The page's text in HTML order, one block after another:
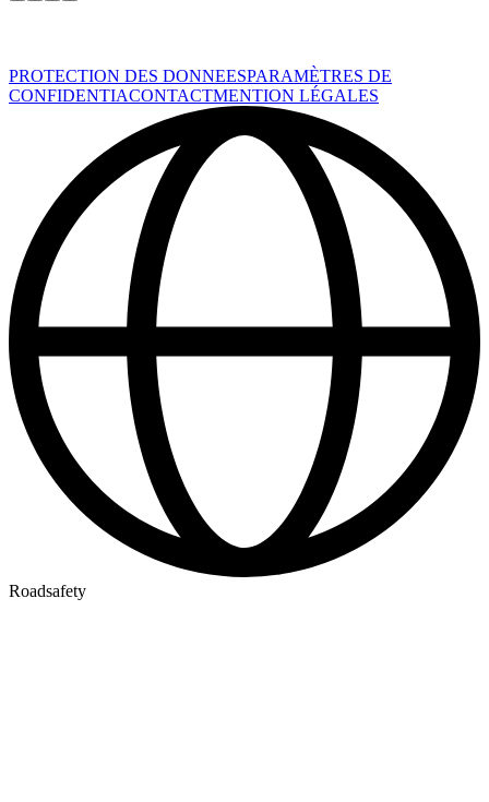
PROTECTION DES DONNEESPARAMÈTRES DE
CONFIDENTIACONTACTMENTION LÉGALES
Roadsafety